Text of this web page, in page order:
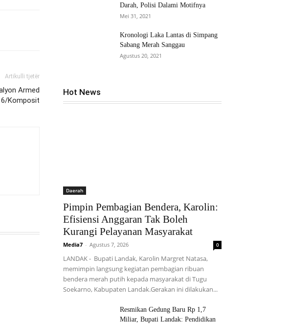
Artikulli tjetër
Armed
Komposit
Darah, Polisi Dalami Motifnya
Mei 31, 2021
Kronologi Laka Lantas di Simpang
Sabang Merah Sanggau
Agustus 20, 2021
Hot News
Daerah
Pimpin Pembagian Bendera, Karolin:
Efisiensi Anggaran Tak Boleh
Kurangi Pelayanan Masyarakat
Media7 - Agustus 7, 2026 0
LANDAK - Bupati Landak, Karolin Margret Natasa,
memimpin langsung kegiatan pembagian ribuan
bendera merah putih kepada masyarakat di Tugu
Soekarno, Kabupaten Landak.Gerakan ini dilakukan...
Resmikan Gedung Baru Rp 1,7
Miliar, Bupati Landak: Pendidikan